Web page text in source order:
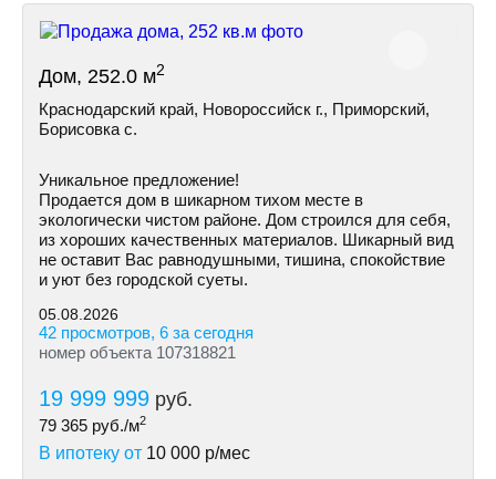
Дом, 252.0 м2
Краснодарский край, Новороссийск г., Приморский,
Борисовка с.
Уникальное предложение!
Продается дом в шикарном тихом месте в
экологически чистом районе. Дом строился для себя,
из хороших качественных материалов. Шикарный вид
не оставит Вас равнодушными, тишина, спокойствие
и уют без городской суеты.
05.08.2026
42 просмотров, 6 за сегодня
номер объекта 107318821
19 999 999 руб.
79 365 руб./м2
В ипотеку от 10 000 р/мес